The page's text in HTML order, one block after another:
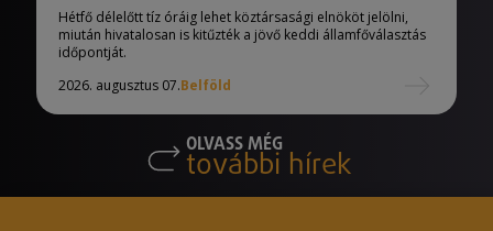
Hétfő délelőtt tíz óráig lehet köztársasági elnököt jelölni,
miután hivatalosan is kitűzték a jövő keddi államfőválasztás
időpontját.
2026. augusztus 07.Belföld
OLVASS MÉG
további hírek